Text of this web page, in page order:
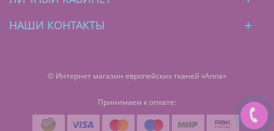
НАШИ КОНТАКТЫ
© Интернет магазин европейских тканей «Anna»
Принимаем к оплате: